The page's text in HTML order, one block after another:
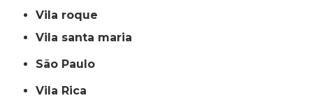
vila roque
vila santa maria
São Paulo
Vila Rica